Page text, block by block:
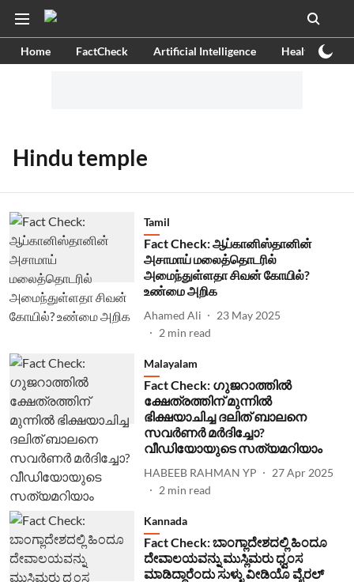
Home FactCheck Artificial Intelligence Health
Hindu temple
Tamil
Fact Check: ஆப்கானிஸ்தானின்
அசாமாய் மலைத்தொடரில்
அமைந்துள்ளதா சிவன் கோயில்?
உண்மை அறிக
Ahamed Ali
23 May 2025
2 min read
Malayalam
Fact Check: ഗുജറാത്തില്‍
ക്ഷേത്രത്തിന് മുന്നില്‍
ഭിക്ഷയാചിച്ച ദലിത് ബാലനെ
സവര്‍ണര്‍ മര്‍ദിച്ചോ?
വീഡിയോയുടെ സത്യമറിയാം
HABEEB RAHMAN YP
27 Apr 2025
2 min read
Kannada
Fact Check: ಬಾಂಗ್ಲಾದೇಶದಲ್ಲಿ ಹಿಂದೂ
ದೇವಾಲಯವನ್ನು ಮುಸ್ಲಿಮರು ಧ್ವಂಸ
ಮಾಡಿದ್ದಾರೆಂದು ಸುಳ್ಳು ವೀಡಿಯೊ ವೈರಲ್